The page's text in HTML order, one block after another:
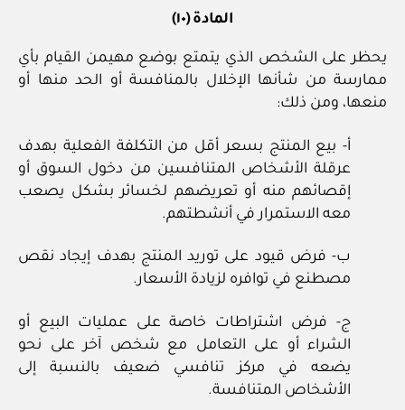
المادة (١٠)
يحظر على الشخص الذي يتمتع بوضع مهيمن القيام بأي
ممارسة من شأنها الإخلال بالمنافسة أو الحد منها أو
منعها، ومن ذلك:
أ- بيع المنتج بسعر أقل من التكلفة الفعلية بهدف
عرقلة الأشخاص المتنافسين من دخول السوق أو
إقصائهم منه أو تعريضهم لخسائر بشكل يصعب
معه الاستمرار في أنشطتهم.
ب- فرض قيود على توريد المنتج بهدف إيجاد نقص
مصطنع في توافره لزيادة الأسعار.
ج- فرض اشتراطات خاصة على عمليات البيع أو
الشراء أو على التعامل مع شخص آخر على نحو
يضعه في مركز تنافسي ضعيف بالنسبة إلى
الأشخاص المتنافسة.